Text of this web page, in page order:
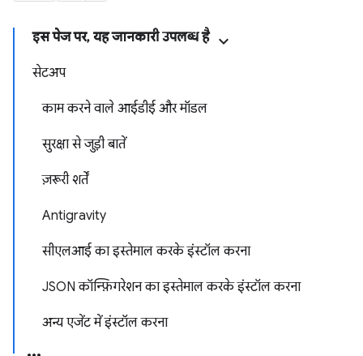
इस पेज पर, यह जानकारी उपलब्ध है
सेटअप
काम करने वाले आईडीई और मॉडल
सुरक्षा से जुड़ी बातें
ज़रूरी शर्तें
Antigravity
सीएलआई का इस्तेमाल करके इंस्टॉल करना
JSON कॉन्फ़िगरेशन का इस्तेमाल करके इंस्टॉल करना
अन्य एजेंट में इंस्टॉल करना